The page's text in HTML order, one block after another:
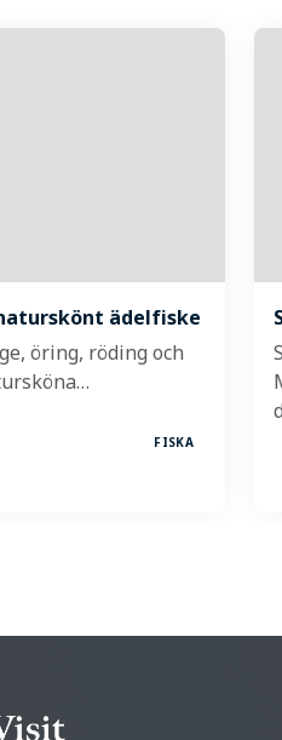
ädelfiske
öring, röding och
FISKA